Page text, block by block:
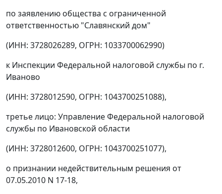
по заявлению общества с ограниченной
ответственностью "Славянский дом"
(ИНН: 3728026289, ОГРН: 1033700062990)
к Инспекции Федеральной налоговой службы по г.
Иваново
(ИНН: 3728012590, ОГРН: 1043700251088),
третье лицо: Управление Федеральной налоговой
службы по Ивановской области
(ИНН: 3728012600, ОГРН: 1043700251077),
о признании недействительным решения от
07.05.2010 N 17-18,